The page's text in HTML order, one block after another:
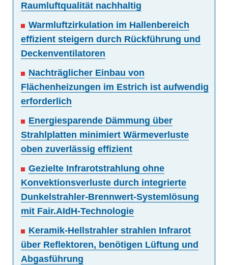
Raumluftqualität nachhaltig
Warmluftzirkulation im Hallenbereich
effizient steigern durch Rückführung und
Deckenventilatoren
Nachträglicher Einbau von
Flächenheizungen im Estrich ist aufwendig
erforderlich
Energiesparende Dämmung über
Strahlplatten minimiert Wärmeverluste
oben zuverlässig effizient
Gezielte Infrarotstrahlung ohne
Konvektionsverluste durch integrierte
Dunkelstrahler-Brennwert-Systemlösung
mit Fair.AIdH-Technologie
Keramik-Hellstrahler strahlen Infrarot
über Reflektoren, benötigen Lüftung und
Abgasführung